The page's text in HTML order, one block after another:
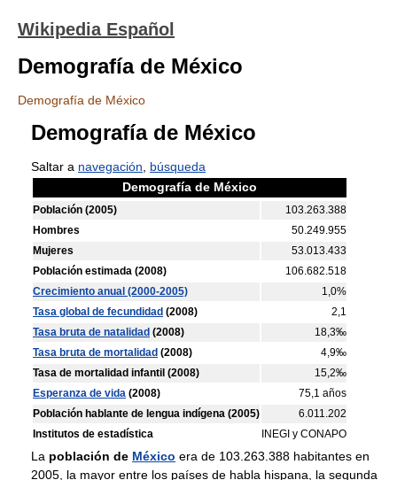
Wikipedia Español
Demografía de México
Demografía de México
Demografía de México
Saltar a navegación
búsqueda
Demografía de México
Población (2005)
103.263.388
Hombres
50.249.955
Mujeres
53.013.433
Población estimada (2008)
106.682.518
Crecimiento anual (2000-2005)
1,0%
Tasa global de fecundidad (2008)
2,1
Tasa bruta de natalidad (2008)
18,3‰
Tasa bruta de mortalidad (2008)
4,9‰
Tasa de mortalidad infantil (2008)
15,2‰
Esperanza de vida (2008)
75,1 años
Población hablante de lengua indígena (2005)
6.011.202
Institutos de estadística
INEGI y CONAPO
La población de México era de 103.263.388 habitantes en
2005, la mayor entre los países de habla hispana, la segunda